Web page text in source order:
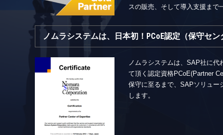
スの販売、そして導入支援まで
ノムラシステムは、日本初！PCoE認定（保守セ
ノムラシステムは、SAP社に
て頂く認定資格PCoE(Partner
保守に至るまで、SAPソリュー
します。